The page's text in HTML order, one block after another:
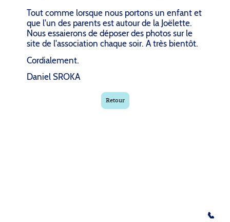
Tout comme lorsque nous portons un enfant et
que l'un des parents est autour de la Joëlette.
Nous essaierons de déposer des photos sur le
site de l'association chaque soir. A très bientôt.
Cordialement.
Daniel SROKA
Retour
📞